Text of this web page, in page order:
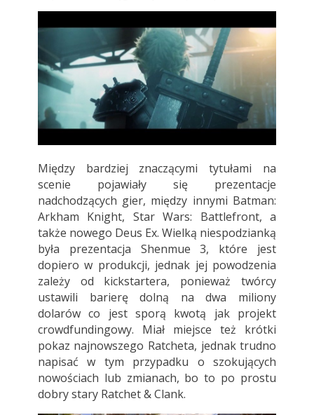
Między bardziej znaczącymi tytułami na
scenie pojawiały się prezentacje
nadchodzących gier, między innymi Batman:
Arkham Knight, Star Wars: Battlefront, a
także nowego Deus Ex. Wielką niespodzianką
była prezentacja Shenmue 3, które jest
dopiero w produkcji, jednak jej powodzenia
zależy od kickstartera, ponieważ twórcy
ustawili barierę dolną na dwa miliony
dolarów co jest sporą kwotą jak projekt
crowdfundingowy. Miał miejsce też krótki
pokaz najnowszego Ratcheta, jednak trudno
napisać w tym przypadku o szokujących
nowościach lub zmianach, bo to po prostu
dobry stary Ratchet & Clank.